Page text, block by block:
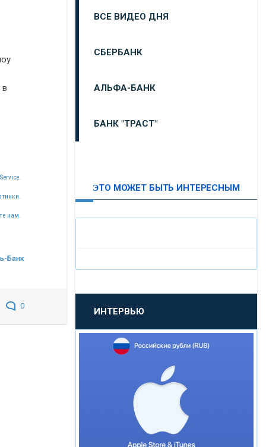
нам.
Банк
0
ВСЕ ВИДЕО ДНЯ
СБЕРБАНК
АЛЬФА-БАНК
БАНК "ТРАСТ"
«ПРОМСВЯЗЬБАНК»
«НОВИКОМБАНК»
«СМП БАНК»
«ВНЕШПРОМБАНК»
ЭТО МОЖЕТ БЫТЬ ИНТЕРЕСНЫМ
ИНТЕРВЬЮ